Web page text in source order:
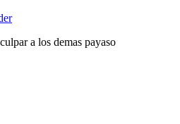
a los demas payaso